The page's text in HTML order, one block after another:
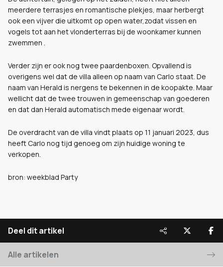
meerdere terrasjes en romantische plekjes, maar herbergt
ook een vijver die uitkomt op open water,zodat vissen en
vogels tot aan het vlonderterras bij de woonkamer kunnen
zwemmen .
Verder zijn er ook nog twee paardenboxen. Opvallend is
overigens wel dat de villa alleen op naam van Carlo staat. De
naam van Herald is nergens te bekennen in de koopakte. Maar
wellicht dat de twee trouwen in gemeenschap van goederen
en dat dan Herald automatisch mede eigenaar wordt.
De overdracht van de villa vindt plaats op 11 januari 2023, dus
heeft Carlo nog tijd genoeg om zijn huidige woning te
verkopen.
bron: weekblad Party
Deel dit artikel
Alle artikelen